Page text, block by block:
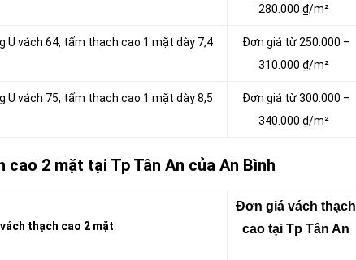
280.000 ₫/m²
U vách 64, tấm thạch cao 1 mặt dày 7,4
Đơn giá từ 250.000 –
310.000 ₫/m²
U vách 75, tấm thạch cao 1 mặt dày 8,5
Đơn giá từ 300.000 –
340.000 ₫/m²
2 mặt tại Tp Tân An của An Bình
thạch cao 2 mặt
Đơn giá vách thạch
cao tại Tp Tân An